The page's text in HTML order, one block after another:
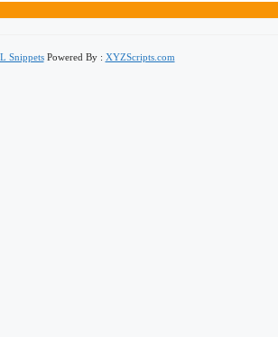
SnippetsPowered By : XYZScripts.com